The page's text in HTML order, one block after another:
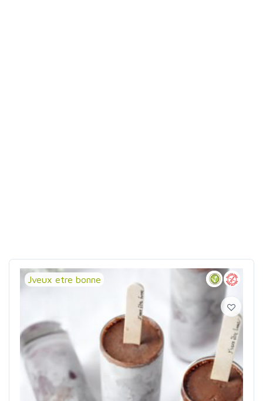
Jveux etre bonne